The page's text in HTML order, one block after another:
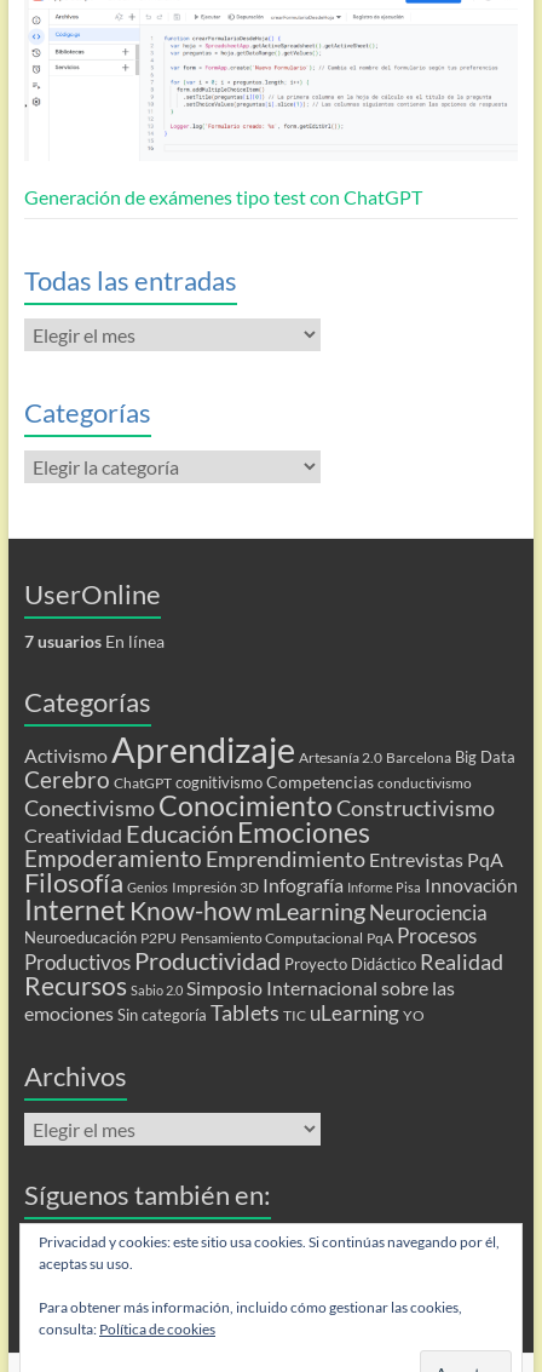
Generación de exámenes tipo test con ChatGPT
Todas las entradas
Todas
las
Categorías
Categorías
UserOnline
7 usuariosEn línea
Categorías
Activismo Aprendizaje Artesanía 2.0 Barcelona Big Data
Cerebro ChatGPT cognitivismo Competencias conductivismo
ConectivismoConocimientoConstructivismo
Creatividad Educación Emociones
Empoderamiento Emprendimiento Entrevistas PqA
Filosofía Genios Impresión 3D Infografía Informe Pisa Innovación
Internet Know-howmLearning Neurociencia
Neuroeducación P2PU Pensamiento Computacional PqA Procesos
Productivos Productividad Proyecto Didáctico Realidad
Recursos Sabio 2.0 Simposio Internacional sobre las
emociones Sin categoría Tablets TIC uLearning YO
Archivos
Archivos
Síguenos también en:
Flip
Privacidad y cookies: este sitio usa cookies. Si continúas navegando por él,
aceptas su uso.
Para obtener más información, incluido cómo gestionar las cookies,
consulta: Política de cookies